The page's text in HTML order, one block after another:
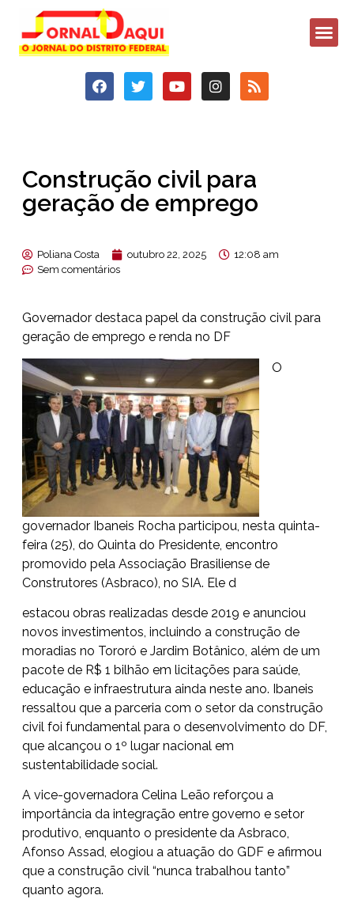
Construção civil para
geração de emprego
Poliana Costa outubro 22, 2025
12:08 am
Sem comentários
Governador destaca papel da construção civil para
geração de emprego e renda no DF
O
governador Ibaneis Rocha participou, nesta quinta-
feira (25), do Quinta do Presidente, encontro
promovido pela Associação Brasiliense de
Construtores (Asbraco), no SIA. Ele d
estacou obras realizadas desde 2019 e anunciou
novos investimentos, incluindo a construção de
moradias no Tororó e Jardim Botânico, além de um
pacote de R$ 1 bilhão em licitações para saúde,
educação e infraestrutura ainda neste ano. Ibaneis
ressaltou que a parceria com o setor da construção
civil foi fundamental para o desenvolvimento do DF,
que alcançou o 1º lugar nacional em
sustentabilidade social.
A vice-governadora Celina Leão reforçou a
importância da integração entre governo e setor
produtivo, enquanto o presidente da Asbraco,
Afonso Assad, elogiou a atuação do GDF e afirmou
que a construção civil “nunca trabalhou tanto”
quanto agora.